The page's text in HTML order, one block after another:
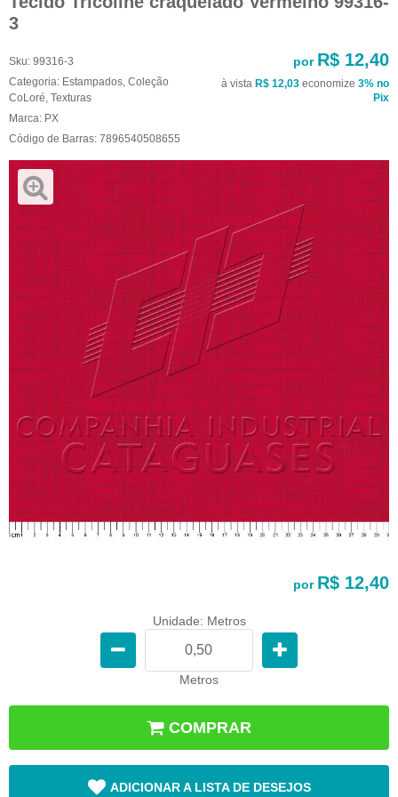
3
Sku: 99316-3
Categoria: Estampados, Coleção
CoLoré, Texturas
Marca: PX
Código de Barras: 7896540508655
por R$ 12,40
à vista R$ 12,03 economize 3% no
Pix
por R$ 12,40
Unidade: Metros
Metros
COMPRAR
ADICIONAR A LISTA DE DESEJOS